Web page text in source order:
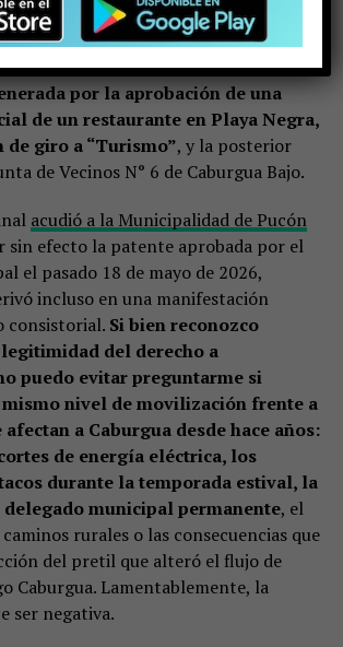
Maldonado Vega y resido en el
localidad rural de Caburgua. Me dirijo a
expresar mi opinión respecto de la
por la aprobación de una
de un restaurante en Playa Negra,
de giro a “Turismo”, y la posterior
de Vecinos N° 6 de Caburgua Bajo.
acudió a la Municipalidad de Pucón
sin efecto la patente aprobada por el
el pasado 18 de mayo de 2026,
incluso en una manifestación
consistorial. Si bien reconozco
del derecho a
puedo evitar preguntarme si
nivel de movilización frente a
a Caburgua desde hace años:
de energía eléctrica, los
durante la temporada estival, la
delegado municipal permanente, el
rurales o las consecuencias que
del pretil que alteró el flujo de
Caburgua. Lamentablemente, la
ser negativa.